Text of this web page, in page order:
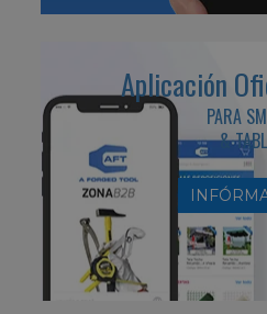
Aplicación
PARA
&